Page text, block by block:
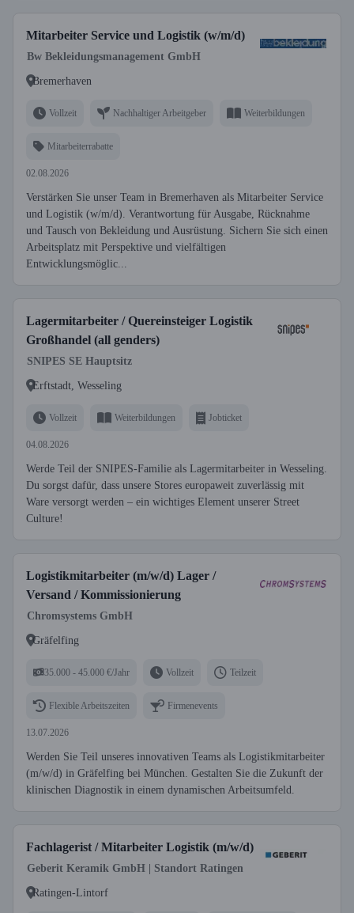
Mitarbeiter Service und Logistik (w/m/d)
Bw Bekleidungsmanagement GmbH
Bremerhaven
Vollzeit Nachhaltiger Arbeitgeber Weiterbildungen
Mitarbeiterrabatte
02.08.2026
Verstärken Sie unser Team in Bremerhaven als Mitarbeiter Service
und Logistik (w/m/d). Verantwortung für Ausgabe, Rücknahme
und Tausch von Bekleidung und Ausrüstung. Sichern Sie sich einen
Arbeitsplatz mit Perspektive und vielfältigen
Entwicklungsmöglic...
Lagermitarbeiter / Quereinsteiger Logistik
Großhandel (all genders)
SNIPES SE Hauptsitz
Erftstadt, Wesseling
Vollzeit Weiterbildungen Jobticket
04.08.2026
Werde Teil der SNIPES-Familie als Lagermitarbeiter in Wesseling.
Du sorgst dafür, dass unsere Stores europaweit zuverlässig mit
Ware versorgt werden – ein wichtiges Element unserer Street
Culture!
Logistikmitarbeiter (m/w/d) Lager /
Versand / Kommissionierung
Chromsystems GmbH
Gräfelfing
35.000 - 45.000 €/Jahr Vollzeit Teilzeit
Flexible Arbeitszeiten Firmenevents
13.07.2026
Werden Sie Teil unseres innovativen Teams als Logistikmitarbeiter
(m/w/d) in Gräfelfing bei München. Gestalten Sie die Zukunft der
klinischen Diagnostik in einem dynamischen Arbeitsumfeld.
Fachlagerist / Mitarbeiter Logistik (m/w/d)
Geberit Keramik GmbH | Standort Ratingen
Ratingen-Lintorf